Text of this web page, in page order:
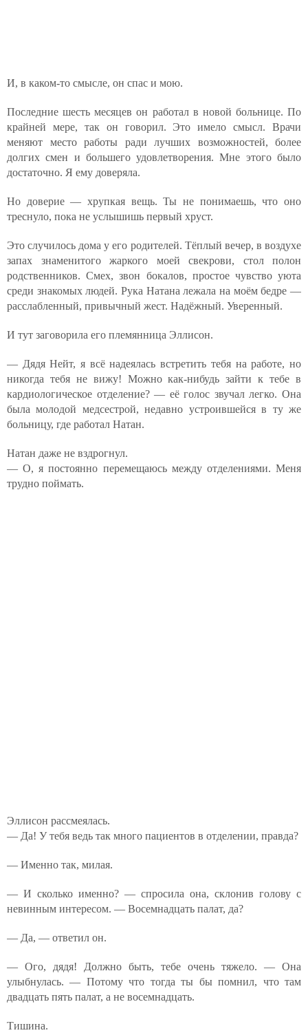
И, в каком-то смысле, он спас и мою.
Последние шесть месяцев он работал в новой больнице. По
крайней мере, так он говорил. Это имело смысл. Врачи
меняют место работы ради лучших возможностей, более
долгих смен и большего удовлетворения. Мне этого было
достаточно. Я ему доверяла.
Но доверие — хрупкая вещь. Ты не понимаешь, что оно
треснуло, пока не услышишь первый хруст.
Это случилось дома у его родителей. Тёплый вечер, в воздухе
запах знаменитого жаркого моей свекрови, стол полон
родственников. Смех, звон бокалов, простое чувство уюта
среди знакомых людей. Рука Натана лежала на моём бедре —
расслабленный, привычный жест. Надёжный. Уверенный.
И тут заговорила его племянница Эллисон.
— Дядя Нейт, я всё надеялась встретить тебя на работе, но
никогда тебя не вижу! Можно как-нибудь зайти к тебе в
кардиологическое отделение? — её голос звучал легко. Она
была молодой медсестрой, недавно устроившейся в ту же
больницу, где работал Натан.
Натан даже не вздрогнул.
— О, я постоянно перемещаюсь между отделениями. Меня
трудно поймать.
Эллисон рассмеялась.
— Да! У тебя ведь так много пациентов в отделении, правда?
— Именно так, милая.
— И сколько именно? — спросила она, склонив голову с
невинным интересом. — Восемнадцать палат, да?
— Да, — ответил он.
— Ого, дядя! Должно быть, тебе очень тяжело. — Она
улыбнулась. — Потому что тогда ты бы помнил, что там
двадцать пять палат, а не восемнадцать.
Тишина.